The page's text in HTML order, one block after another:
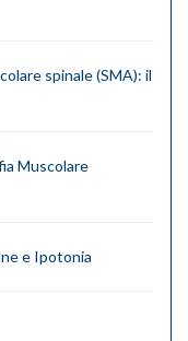
spinale (SMA): il
Muscolare
e Ipotonia